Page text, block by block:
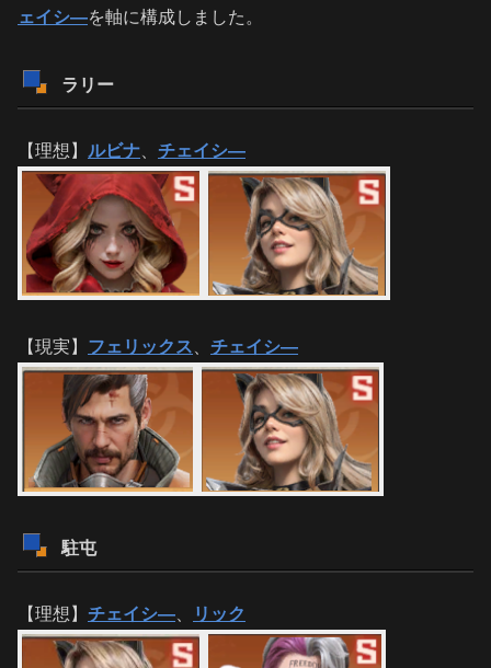
ェイシ―を軸に構成しました。
ラリー
【理想】 ルビナ チェイシ―
【現実】 フェリックス チェイシ―
駐屯
【理想】 チェイシ― リック